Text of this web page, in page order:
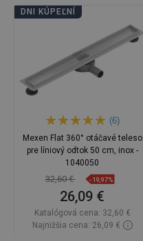
DNI KÚPEĽNÍ
(6)
Mexen Flat 360° otáčavé teleso
pre líniový odtok 50 cm, inox -
1040050
32,60 € -19,97%
26,09 €
Katalógová cena: 32,60 €
Najnižšia cena: 26,09 €